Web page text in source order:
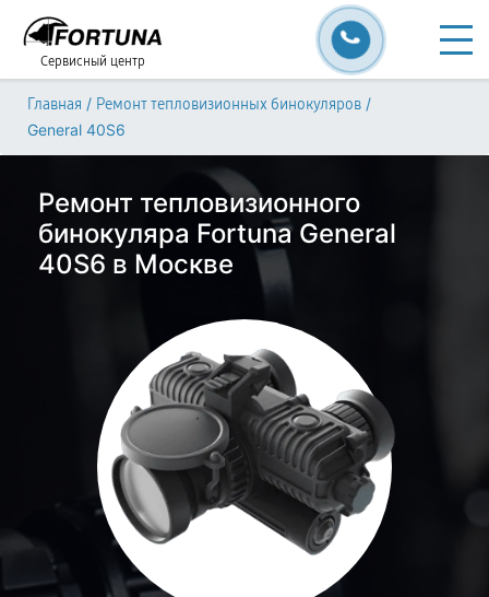
Сервисный центр
Главная / Ремонт тепловизионных бинокуляров /
General 40S6
Ремонт тепловизионного
бинокуляра Fortuna General
40S6 в Москве